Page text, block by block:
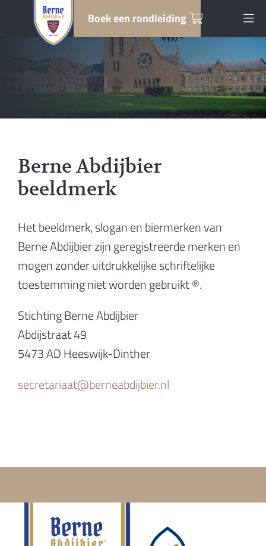
Boek een rondleiding
Berne Abdijbier
beeldmerk
Het beeldmerk, slogan en biermerken van
Berne Abdijbier zijn geregistreerde merken en
mogen zonder uitdrukkelijke schriftelijke
toestemming niet worden gebruikt ®.
Stichting Berne Abdijbier
Abdijstraat 49
5473 AD Heeswijk-Dinther
secretariaat@berneabdijbier.nl